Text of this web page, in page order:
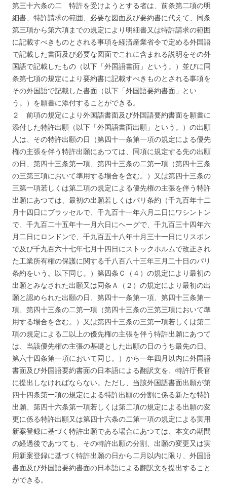
第三十六条の二 特許を受けようとする者は、前条第二項の明
細書、特許請求の範囲、必要な図面及び要約書に代えて、同条
第三項から第六項までの規定により明細書又は特許請求の範囲
に記載すべきものとされる事項を経済産業省令で定める外国語
で記載した書面及び必要な図面でこれに含まれる説明をその外
国語で記載したもの（以下「外国語書面」という。）並びに同
条第七項の規定により要約書に記載すべきものとされる事項を
その外国語で記載した書面（以下「外国語要約書面」とい
う。）を願書に添付することができる。
２ 前項の規定により外国語書面及び外国語要約書面を願書に
添付した特許出願（以下「外国語書面出願」という。）の出願
人は、その特許出願の日（第四十一条第一項の規定による優先
権の主張を伴う特許出願にあつては、同項に規定する先の出願
の日、第四十三条第一項、第四十三条の二第一項（第四十三条
の三第三項において準用する場合を含む。）又は第四十三条の
三第一項若しくは第二項の規定による優先権の主張を伴う特許
出願にあつては、最初の出願若しくはパリ条約（千九百年十二
月十四日にブラッセルで、千九百十一年六月二日にワシントン
で、千九百二十五年十一月六日にヘーグで、千九百三十四年六
月二日にロンドンで、千九百五十八年十月三十一日にリスボン
で及び千九百六十七年七月十四日にストックホルムで改正され
た工業所有権の保護に関する千八百八十三年三月二十日のパリ
条約をいう。以下同じ。）第四条Ｃ（４）の規定により最初の
出願とみなされた出願又は同条Ａ（２）の規定により最初の出
願と認められた出願の日、第四十一条第一項、第四十三条第一
項、第四十三条の二第一項（第四十三条の三第三項において準
用する場合を含む。）又は第四十三条の三第一項若しくは第二
項の規定による二以上の優先権の主張を伴う特許出願にあつて
は、当該優先権の主張の基礎とした出願の日のうち最先の日。
第六十四条第一項において同じ。）から一年四月以内に外国語
書面及び外国語要約書面の日本語による翻訳文を、特許庁長官
に提出しなければならない。ただし、当該外国語書面出願が第
四十四条第一項の規定による特許出願の分割に係る新たな特許
出願、第四十六条第一項若しくは第二項の規定による出願の変
更に係る特許出願又は第四十六条の二第一項の規定による実用
新案登録に基づく特許出願である場合にあつては、本文の期間
の経過後であつても、その特許出願の分割、出願の変更又は実
用新案登録に基づく特許出願の日から二月以内に限り、外国語
書面及び外国語要約書面の日本語による翻訳文を提出すること
ができる。